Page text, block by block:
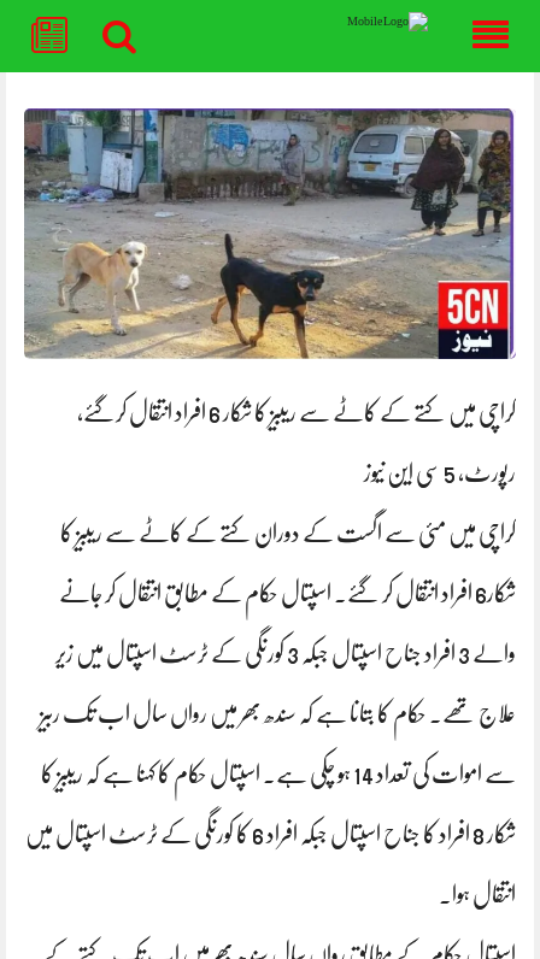
content
کراچی میں کتے کے کاٹے سے ریبیز کا شکار 6 افراد انتقال کرگئے،
رپورٹ، 5 سی این نیوز
کراچی میں مئی سے اگست کے دوران کتے کے کاٹے سے ریبیز کا
شکار6 افراد انتقال کر گئے۔ اسپتال حکام کے مطابق انتقال کر جانے
والے 3 افراد جناح اسپتال جبکہ 3 کورنگی کے ٹرسٹ اسپتال میں زیر
علاج تھے۔ حکام کا بتانا ہے کہ سندھ بھر میں رواں سال اب تک ربیز
سے اموات کی تعداد 14 ہو چکی ہے۔ اسپتال حکام کا کہنا ہے کہ ریبیز کا
شکار 8 افراد کا جناح اسپتال جبکہ افراد 6 کا کورنگی کے ٹرسٹ اسپتال میں
انتقال ہوا۔
اسپتال حکام کے مطابق رواں سال سندھ بھر میں اب تک کتے کے